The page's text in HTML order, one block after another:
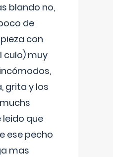
blando no,
de
con
culo) muy
grita y los
leido que
ese pecho
mas